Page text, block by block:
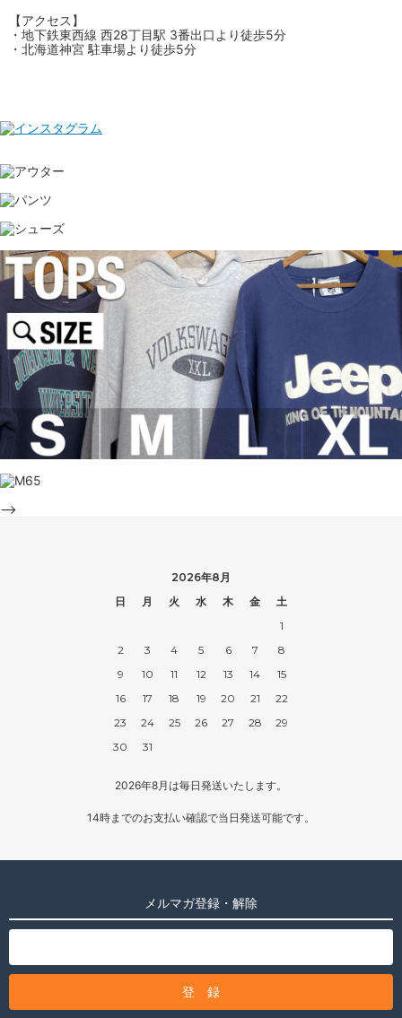
【アクセス】
・地下鉄東西線 西28丁目駅 3番出口より徒歩5分
・北海道神宮 駐車場より徒歩5分
-->
2026年8月
日
月 火 水 木 金
土
1
2
3 4 5 6 7
8
9
10 11 12 13 14
15
16
17 18 19 20 21
22
23
24 25 26 27 28
29
30
31
2026年8月は毎日発送いたします。
14時までのお支払い確認で当日発送可能です。
メルマガ登録・解除